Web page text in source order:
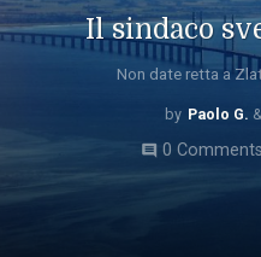
Il sindaco
Non date retta a
Paolo G.
comment0 Comments